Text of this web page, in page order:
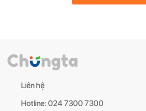
Liên hệ
Hotline: 024 7300 7300